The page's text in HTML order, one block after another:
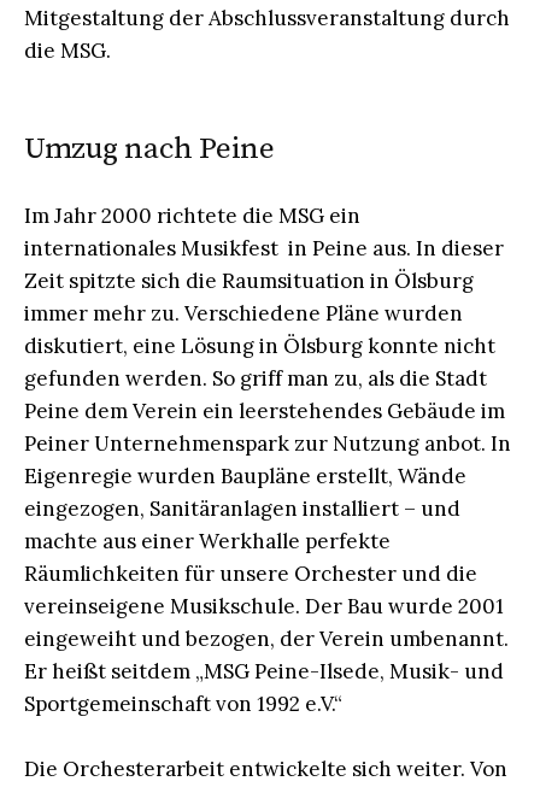
Mitgestaltung der Abschlussveranstaltung durch
die MSG.
Umzug nach Peine
Im Jahr 2000 richtete die MSG ein
internationales Musikfest in Peine aus. In dieser
Zeit spitzte sich die Raumsituation in Ölsburg
immer mehr zu. Verschiedene Pläne wurden
diskutiert, eine Lösung in Ölsburg konnte nicht
gefunden werden. So griff man zu, als die Stadt
Peine dem Verein ein leerstehendes Gebäude im
Peiner Unternehmenspark zur Nutzung anbot. In
Eigenregie wurden Baupläne erstellt, Wände
eingezogen, Sanitäranlagen installiert – und
machte aus einer Werkhalle perfekte
Räumlichkeiten für unsere Orchester und die
vereinseigene Musikschule. Der Bau wurde 2001
eingeweiht und bezogen, der Verein umbenannt.
Er heißt seitdem „MSG Peine-Ilsede, Musik- und
Sportgemeinschaft von 1992 e.V.“
Die Orchesterarbeit entwickelte sich weiter. Von